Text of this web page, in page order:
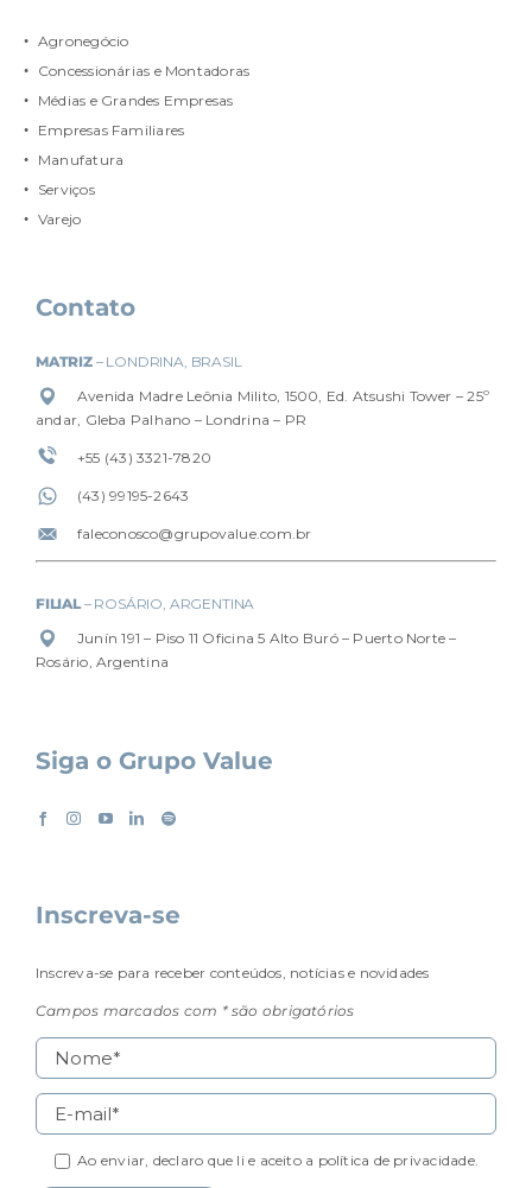
Agronegócio
Concessionárias e Montadoras
Médias e Grandes Empresas
Empresas Familiares
Manufatura
Serviços
Varejo
Contato
MATRIZ– LONDRINA, BRASIL
Avenida Madre Leônia Milito, 1500, Ed. Atsushi Tower – 25º
andar, Gleba Palhano – Londrina – PR
+55 (43) 3321-7820
(43) 99195-2643
faleconosco@grupovalue.com.br
FILIAL– ROSÁRIO, ARGENTINA
Junín 191 – Piso 11 Oficina 5 Alto Buró – Puerto Norte –
Rosário, Argentina
Siga o Grupo Value
Inscreva-se
Inscreva-se para receber conteúdos, notícias e novidades
Campos marcados com * são obrigatórios
Ao enviar, declaro que li e aceito a política de privacidade.